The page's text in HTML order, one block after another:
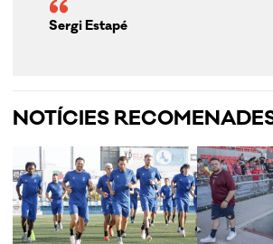
Sergi Estapé
NOTÍCIES